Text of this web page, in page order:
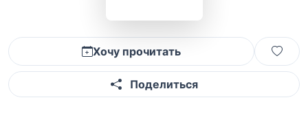
Хочу прочитать
Поделиться